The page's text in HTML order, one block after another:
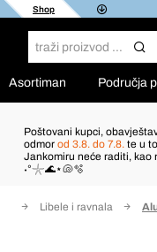
Shop
Asortiman Područja
Poštovani kupci,
odmor od 3.8. do 7.8. te u
Jankomiru neće raditi, kao
˖°𓇼🌊⋆🐚🫧
Libele i ravnala